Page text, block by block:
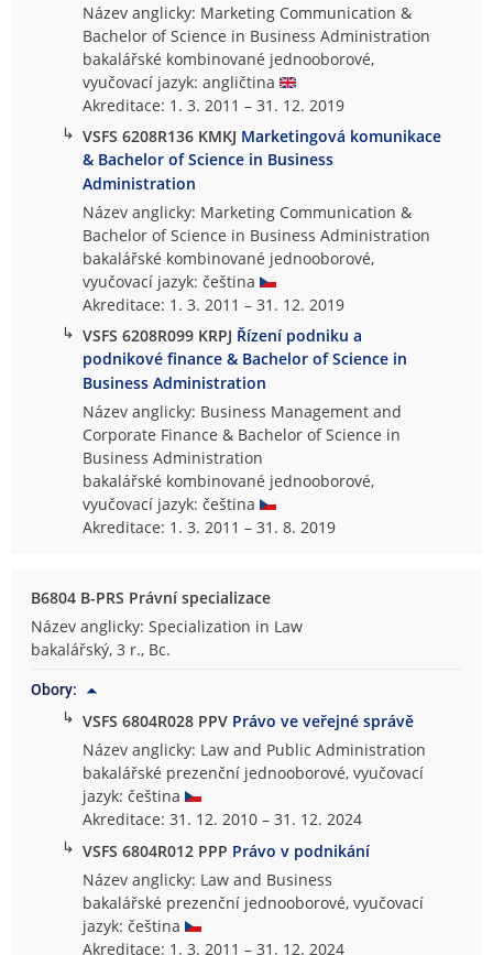
Název anglicky: Marketing Communication &
Bachelor of Science in Business Administration
bakalářské kombinované jednooborové,
vyučovací jazyk: angličtina
Akreditace: 1. 3. 2011 – 31. 12. 2019
↳ VSFS 6208R136 KMKJ Marketingová komunikace
& Bachelor of Science in Business
Administration
Název anglicky: Marketing Communication &
Bachelor of Science in Business Administration
bakalářské kombinované jednooborové,
vyučovací jazyk: čeština
Akreditace: 1. 3. 2011 – 31. 12. 2019
↳ VSFS 6208R099 KRPJ Řízení podniku a
podnikové finance & Bachelor of Science in
Business Administration
Název anglicky: Business Management and
Corporate Finance & Bachelor of Science in
Business Administration
bakalářské kombinované jednooborové,
vyučovací jazyk: čeština
Akreditace: 1. 3. 2011 – 31. 8. 2019
B6804 B-PRS Právní specializace
Název anglicky: Specialization in Law
bakalářský, 3 r., Bc.
Obory:
↳ VSFS 6804R028 PPV Právo ve veřejné správě
Název anglicky: Law and Public Administration
bakalářské prezenční jednooborové, vyučovací
jazyk: čeština
Akreditace: 31. 12. 2010 – 31. 12. 2024
↳ VSFS 6804R012 PPP Právo v podnikání
Název anglicky: Law and Business
bakalářské prezenční jednooborové, vyučovací
jazyk: čeština
Akreditace: 1. 3. 2011 – 31. 12. 2024